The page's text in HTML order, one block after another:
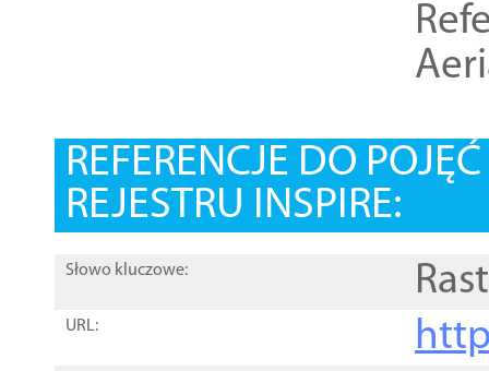
REFERENCJE DO
REJESTRU INSPIRE:
Słowo kluczowe:
URL: